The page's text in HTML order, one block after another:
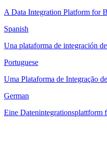
A Data Integration Platform for
Spanish
Una plataforma de integración
Portuguese
Uma Plataforma de Integração
German
Eine Datenintegrationsplattform